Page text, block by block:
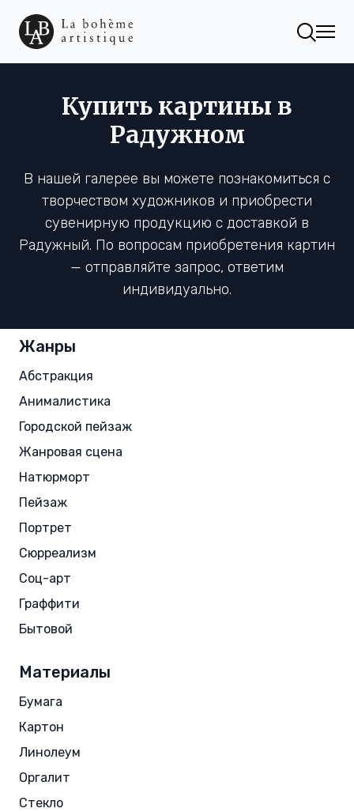
Купить картины в
Радужном
В нашей галерее вы можете познакомиться с
творчеством художников и приобрести
сувенирную продукцию с доставкой в
Радужный. По вопросам приобретения картин
— отправляйте запрос, ответим
индивидуально.
Жанры
Абстракция
Анималистика
Городской пейзаж
Жанровая сцена
Натюрморт
Пейзаж
Портрет
Сюрреализм
Соц-арт
Граффити
Бытовой
Материалы
Бумага
Картон
Линолеум
Оргалит
Стекло